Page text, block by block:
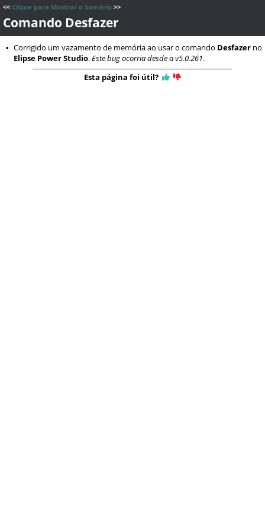
<< Clique para Mostrar o Sumário >>
Comando Desfazer
• Corrigido um vazamento de memória ao usar o comando Desfazer no
Elipse Power Studio.Este bug ocorria desde a v5.0.261.
Esta página foi útil?